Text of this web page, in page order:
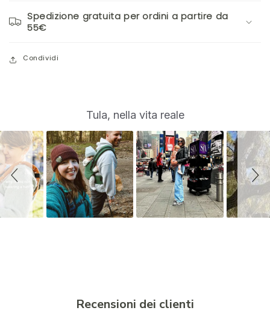
Spedizione gratuita per ordini a partire da
55€
Condividi
i
d
e
s
h
o
Tula, nella vita reale
Recensioni dei clienti